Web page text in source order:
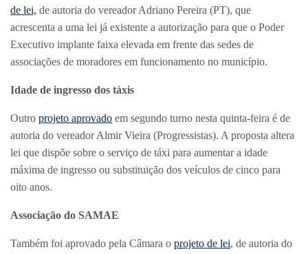
de lei, de autoria do vereador Adriano Pereira (PT), que
acrescenta a uma lei já existente a autorização para que o Poder
Executivo implante faixa elevada em frente das sedes de
associações de moradores em funcionamento no município.
Idade de ingresso dos táxis
Outro projeto aprovado em segundo turno nesta quinta-feira é de
autoria do vereador Almir Vieira (Progressistas). A proposta altera
lei que dispõe sobre o serviço de táxi para aumentar a idade
máxima de ingresso ou substituição dos veículos de cinco para
oito anos.
Associação do SAMAE
Também foi aprovado pela Câmara o projeto de lei, de autoria do